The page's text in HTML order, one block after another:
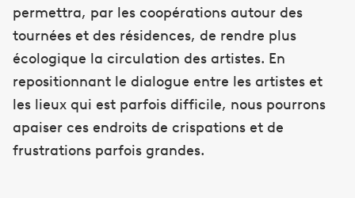
permettra, par les coopérations autour des
tournées et des résidences, de rendre plus
écologique la circulation des artistes. En
repositionnant le dialogue entre les artistes et
les lieux qui est parfois difficile, nous pourrons
apaiser ces endroits de crispations et de
frustrations parfois grandes.